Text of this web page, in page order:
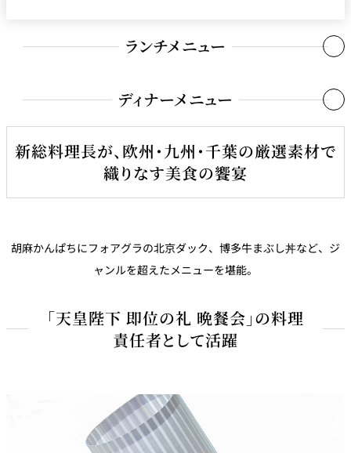
ランチメニュー
ランチ 1名さま ￥9,000より
前菜三種盛り合わせ
旨味豊かなハタのコンソメスープ
九州漁港直送糸縒鯛とポテトのクルスティアン
フレッシュトマトとハーブが香る南仏風ヴィエルジュソース
＜下記より1品お選びください＞
ディナーメニュー
1名さま ￥16,000より
・胡麻カンパチのシャルロット
・ まろやかな玉蜀黍の冷製スープ
明太子フォカッチャ
特製鴨餃子
滋味豊かな鴨のコンソメスープに浮かべて・・・
新総料理長が、欧州・九州・千葉の厳選素材で
織りなす美食の饗宴
胡麻かんぱちにフォアグラの北京ダック、博多牛まぶし丼など、ジ
ャンルを超えたメニューを堪能。
「天皇陛下 即位の礼 晩餐会」の料理
責任者として活躍